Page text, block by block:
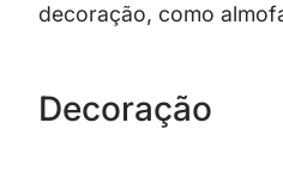
decoração, como
Decoração